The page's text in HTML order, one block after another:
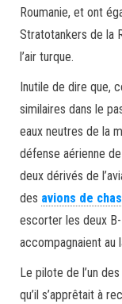
Roumanie, et ont
Stratotankers de la
l’air turque.
Inutile de dire que,
similaires dans le
eaux neutres de la
défense aérienne
deux dérivés de
des avions de
escorter les deux
accompagnaient au
Le pilote de l’un
qu’il s’apprêtait à